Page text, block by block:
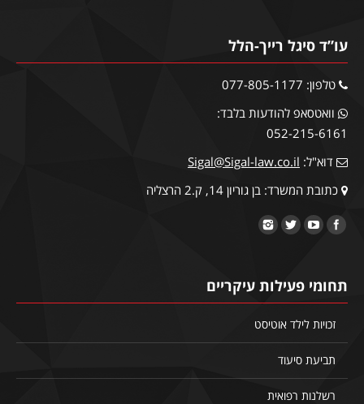
עו”ד סיגל רייך-הלל
טלפון: 077-805-1177
וואטסאפ להודעות בלבד:
052-215-6161
דוא"ל: Sigal@Sigal-law.co.il
כתובת המשרד: בן גוריון 14, ק.2 הרצליה
תחומי פעילות עיקריים
זכויות לילד אוטיסט
תביעת סיעוד
רשלנות רפואית